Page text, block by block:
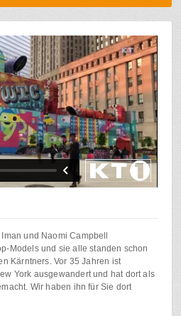
und Naomi Campbell
Models und sie alle standen schon
Kärntners. Vor 35 Jahren ist
York ausgewandert und hat dort als
Wir haben ihn für Sie dort